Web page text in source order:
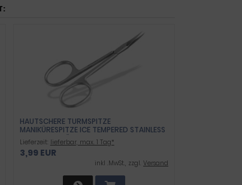
HAUTSCHERE TURMSPITZE
MANIKÜRESPITZE ICE TEMPERED STAINLESS
PROFIQUALITÄT
Lieferzeit: lieferbar, max. 1 Tag*
3,99 EUR
inkl .MwSt., zzgl. Versand